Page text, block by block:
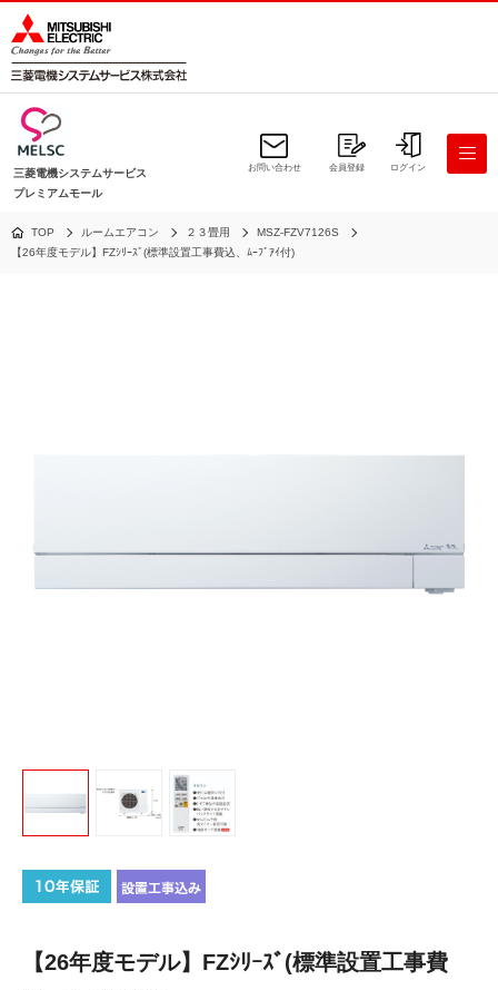
三菱電機システムサービス
プレミアムモール
お問い合わせ 会員登録 ログイン
TOP ルームエアコン ２３畳用
MSZ-FZV7126S
【26年度モデル】FZｼﾘｰｽﾞ(標準設置工事費込、ﾑｰﾌﾞｱｲ付)
【26年度モデル】FZｼﾘｰｽﾞ(標準設置工事費